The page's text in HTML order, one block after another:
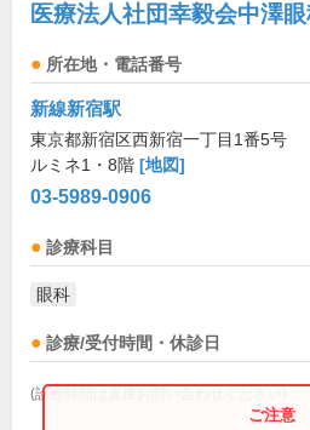
医療法人社団幸毅会中澤
所在地・電話番号
新線新宿駅
東京都新宿区西新宿一丁目1番5号
ルミネ1・8階 [地図]
03-5989-0906
診療科目
眼科
診療/受付時間・休診日
(診療時間は直接お問い合わせください)